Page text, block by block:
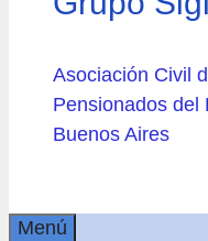
Asociación Civil
Pensionados del
Buenos Aires
Menú